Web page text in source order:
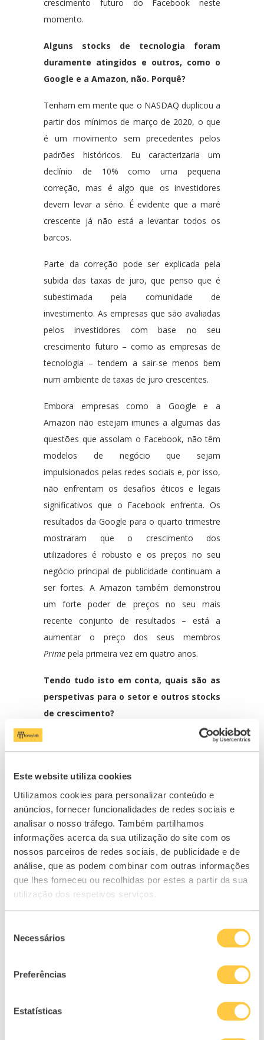
Este website utiliza cookies
Utilizamos cookies para personalizar conteúdo e
anúncios, fornecer funcionalidades de redes sociais e
analisar o nosso tráfego. Também partilhamos
informações acerca da sua utilização do site com os
nossos parceiros de redes sociais, de publicidade e de
análise, que as podem combinar com outras informações
que lhes forneceu ou recolhidas por estes a partir da sua
utilização dos respetivos serviços.
Necessários
Preferências
Estatísticas
crescimento futuro do Facebook neste
momento.
Alguns stocks de tecnologia foram
duramente atingidos e outros, como o
Google e a Amazon, não. Porquê?
Tenham em mente que o NASDAQ duplicou a
partir dos mínimos de março de 2020, o que
é um movimento sem precedentes pelos
padrões históricos. Eu caracterizaria um
declínio de 10% como uma pequena
correção, mas é algo que os investidores
devem levar a sério. É evidente que a maré
crescente já não está a levantar todos os
barcos.
Parte da correção pode ser explicada pela
subida das taxas de juro, que penso que é
subestimada pela comunidade de
investimento. As empresas que são avaliadas
pelos investidores com base no seu
crescimento futuro – como as empresas de
tecnologia – tendem a sair-se menos bem
num ambiente de taxas de juro crescentes.
Embora empresas como a Google e a
Amazon não estejam imunes a algumas das
questões que assolam o Facebook, não têm
modelos de negócio que sejam
impulsionados pelas redes sociais e, por isso,
não enfrentam os desafios éticos e legais
significativos que o Facebook enfrenta. Os
resultados da Google para o quarto trimestre
mostraram que o crescimento dos
utilizadores é robusto e os preços no seu
negócio principal de publicidade continuam a
ser fortes. A Amazon também demonstrou
um forte poder de preços no seu mais
recente conjunto de resultados – está a
aumentar o preço dos seus membros
Prime pela primeira vez em quatro anos.
Tendo tudo isto em conta, quais são as
perspetivas para o setor e outros stocks
de crescimento?
Existem, claramente, desafios para o tipo de
tendemos a ter preferência, especialmente a
curto prazo. Estamos concentrados naquelas
que geram lucros e fluxos de dinheiro –
aquelas com forte poder de fixação de preços
como resultado das suas posições de
liderança no mercado. Pensamos que este
tipo de empresas continuará a dar-se bem
em 2022.
O setor tecnológico como um todo,
particularmente as empresas que atualmente
não têm lucro, pode muito bem vir a ser
investidores procuram oportunidades em
atrativas – e, por isso, pouco valorizadas –